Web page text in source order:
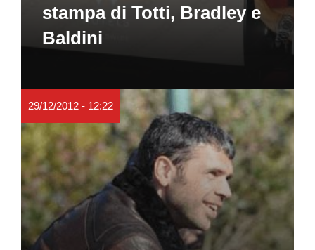
stampa di Totti, Bradley e
Baldini
29/12/2012 - 12:22